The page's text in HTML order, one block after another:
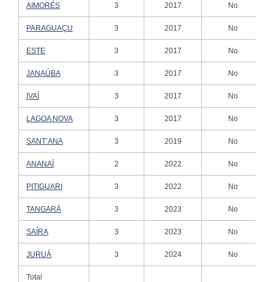
AIMORÉS 3 2017 No
PARAGUAÇU 3 2017 No
ESTE 3 2017 No
JANAÚBA 3 2017 No
IVAÍ 3 2017 No
LAGOA NOVA 3 2017 No
SANT’ANA 3 2019 No
ANANAÍ 2 2022 No
PITIGUARI 3 2022 No
TANGARÁ 3 2023 No
SAÍRA 3 2023 No
JURUÁ 3 2024 No
Total